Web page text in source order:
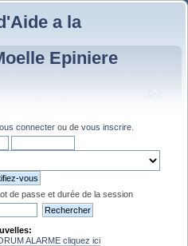
a la
Epiniere
connecter ou de vous inscrire
de passe et durée de la session
ALARME cliquez ici